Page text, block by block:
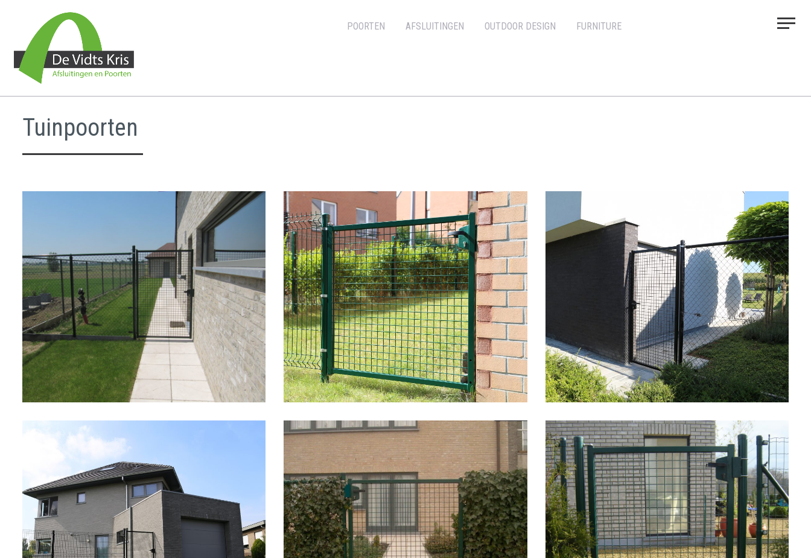
POORTEN AFSLUITINGEN OUTDOOR DESIGN FURNITURE
Tuinpoorten